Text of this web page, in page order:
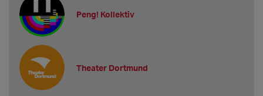
Peng! Kollektiv
Theater Dortmund